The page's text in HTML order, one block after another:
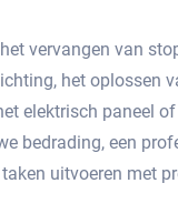
vervangen van
het oplossen
elektrisch paneel
bedrading, een
uitvoeren met